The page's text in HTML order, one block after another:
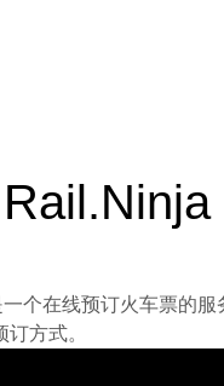
个在线预订火车票的
方式。